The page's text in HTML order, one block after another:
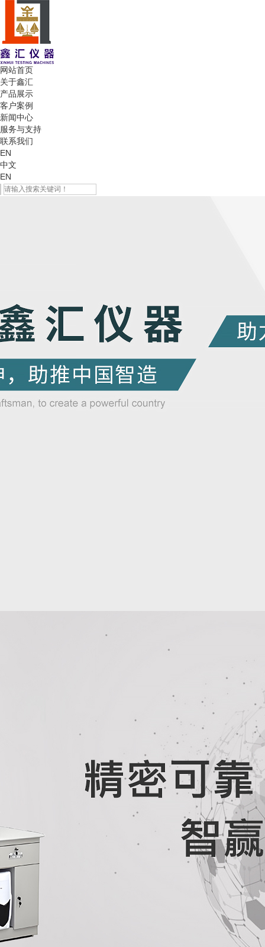
网站首页
关于鑫汇
产品展示
客户案例
新闻中心
服务与支持
联系我们
EN
中文
EN